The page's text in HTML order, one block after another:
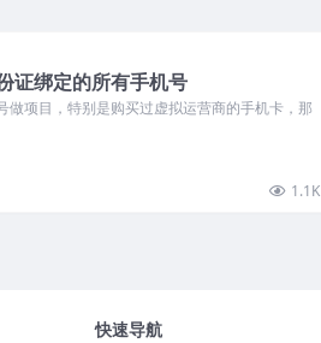
证绑定的所有手机号
做项目，特别是购买过虚拟运营商的手机卡，那
1.1K
快速导航